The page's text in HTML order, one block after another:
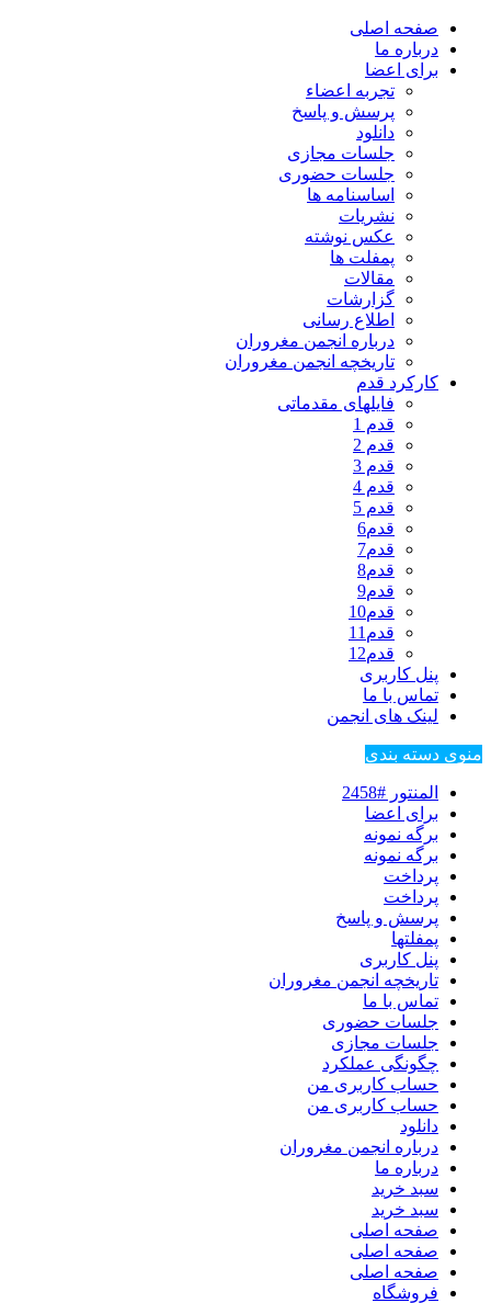
صفحه اصلی
درباره ما
برای اعضا
تجربه اعضاء
پرسش و پاسخ
دانلود
جلسات مجازی
جلسات حضوری
اساسنامه ها
نشریات
عکس نوشته
پمفلت ها
مقالات
گزارشات
اطلاع رسانی
درباره انجمن مغروران
تاریخچه انجمن مغروران
کارکرد قدم
فایلهای مقدماتی
قدم 1
قدم 2
قدم 3
قدم 4
قدم 5
قدم6
قدم7
قدم8
قدم9
قدم10
قدم11
قدم12
پنل کاربری
تماس با ما
لینک های انجمن
منوی دسته بندی
المنتور #2458
برای اعضا
برگه نمونه
برگه نمونه
پرداخت
پرداخت
پرسش و پاسخ
پمفلتها
پنل کاربری
تاریخچه انجمن مغروران
تماس با ما
جلسات حضوری
جلسات مجازی
چگونگی عملکرد
حساب کاربری من
حساب کاربری من
دانلود
درباره انجمن مغروران
درباره ما
سبد خرید
سبد خرید
صفحه اصلی
صفحه اصلی
صفحه اصلی
فروشگاه